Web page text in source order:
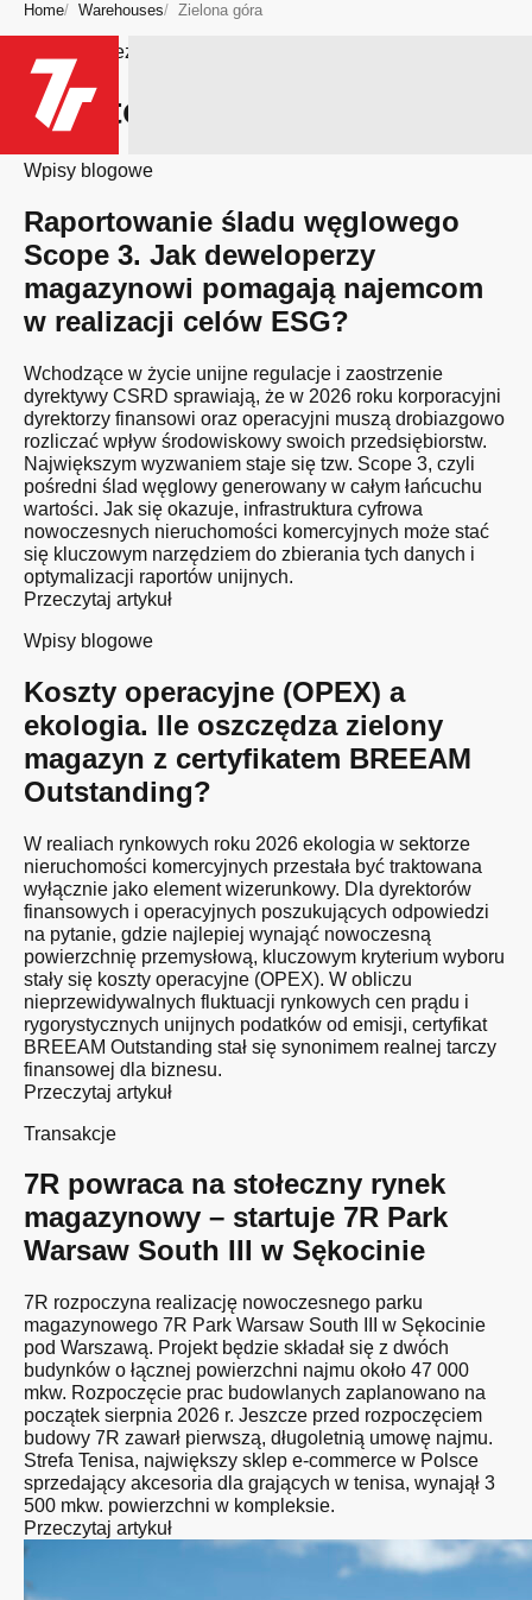
Home Warehouses Zielona góra
Bądź na bieżąco
Miasto: Zielona góra
Wpisy blogowe
Raportowanie śladu węglowego
Scope 3. Jak deweloperzy
magazynowi pomagają najemcom
w realizacji celów ESG?
Wchodzące w życie unijne regulacje i zaostrzenie
dyrektywy CSRD sprawiają, że w 2026 roku korporacyjni
dyrektorzy finansowi oraz operacyjni muszą drobiazgowo
rozliczać wpływ środowiskowy swoich przedsiębiorstw.
Największym wyzwaniem staje się tzw. Scope 3, czyli
pośredni ślad węglowy generowany w całym łańcuchu
wartości. Jak się okazuje, infrastruktura cyfrowa
nowoczesnych nieruchomości komercyjnych może stać
się kluczowym narzędziem do zbierania tych danych i
optymalizacji raportów unijnych.
Przeczytaj artykuł
Wpisy blogowe
Koszty operacyjne (OPEX) a
ekologia. Ile oszczędza zielony
magazyn z certyfikatem BREEAM
Outstanding?
W realiach rynkowych roku 2026 ekologia w sektorze
nieruchomości komercyjnych przestała być traktowana
wyłącznie jako element wizerunkowy. Dla dyrektorów
finansowych i operacyjnych poszukujących odpowiedzi
na pytanie, gdzie najlepiej wynająć nowoczesną
powierzchnię przemysłową, kluczowym kryterium wyboru
stały się koszty operacyjne (OPEX). W obliczu
nieprzewidywalnych fluktuacji rynkowych cen prądu i
rygorystycznych unijnych podatków od emisji, certyfikat
BREEAM Outstanding stał się synonimem realnej tarczy
finansowej dla biznesu.
Przeczytaj artykuł
Transakcje
7R powraca na stołeczny rynek
magazynowy – startuje 7R Park
Warsaw South III w Sękocinie
7R rozpoczyna realizację nowoczesnego parku
magazynowego 7R Park Warsaw South III w Sękocinie
pod Warszawą. Projekt będzie składał się z dwóch
budynków o łącznej powierzchni najmu około 47 000
mkw. Rozpoczęcie prac budowlanych zaplanowano na
początek sierpnia 2026 r. Jeszcze przed rozpoczęciem
budowy 7R zawarł pierwszą, długoletnią umowę najmu.
Strefa Tenisa, największy sklep e-commerce w Polsce
sprzedający akcesoria dla grających w tenisa, wynajął 3
500 mkw. powierzchni w kompleksie.
Przeczytaj artykuł